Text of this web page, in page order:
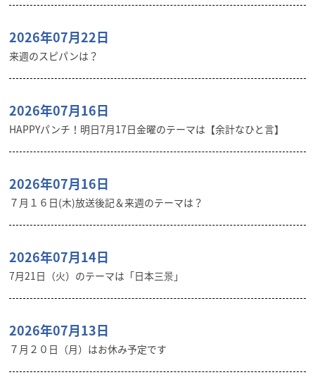
2026年07月22日
来週のスピパンは？
2026年07月16日
HAPPYパンチ！明日7月17日金曜のテーマは【余計なひと言】
2026年07月16日
７月１６日(木)放送後記＆来週のテーマは？
2026年07月14日
7月21日（火）のテーマは「日本三景」
2026年07月13日
７月２０日（月）はお休み予定です